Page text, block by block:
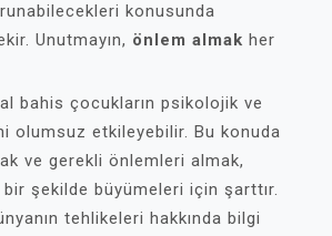
konusunda
Unutmayın, önlem almak her
bahis çocukların psikolojik ve
olumsuz etkileyebilir. Bu konuda
ve gerekli önlemleri almak,
bir şekilde büyümeleri için şarttır.
tehlikeleri hakkında bilgi